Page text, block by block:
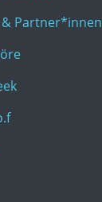
Partner*innen